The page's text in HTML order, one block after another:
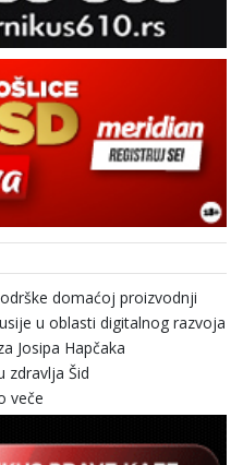
domaćoj proizvodnji
u oblasti digitalnog razvoja
Josipa Hapčaka
zdravlja Šid
veče